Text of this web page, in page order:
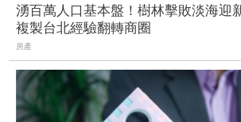
湧百萬人口基本盤！樹林擊敗淡海
複製台北經驗翻轉商圈
房產